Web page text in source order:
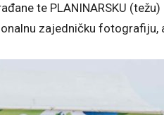
te PLANINARSKU
zajedničku fotografiju,